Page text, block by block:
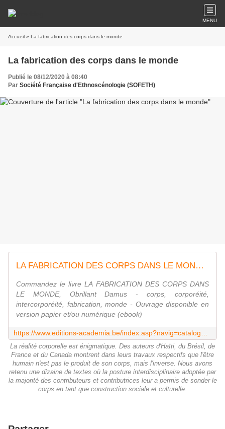
MENU
Accueil » La fabrication des corps dans le monde
La fabrication des corps dans le monde
Publié le 08/12/2020 à 08:40
Par Société Française d'Ethnoscénologie (SOFETH)
LA FABRICATION DES CORPS DANS LE MONDE, Obrillant Damus - corps, corporéité, intercorporéité, fabrication, monde - livre, ebook, epub
Commandez le livre LA FABRICATION DES CORPS DANS
LE MONDE, Obrillant Damus - corps, corporéité,
intercorporéité, fabrication, monde - Ouvrage disponible en
version papier et/ou numérique (ebook)
La réalité corporelle est énigmatique. Des auteurs d'Haïti, du Brésil, de
France et du Canada montrent dans leurs travaux respectifs que l'être
humain n'est pas le produit de son corps, mais l'inverse. Nous avons
retenu une dizaine de textes où la posture interdisciplinaire adoptée par
la majorité des contributeurs et contributrices leur a permis de sonder le
corps en tant que construction sociale et culturelle.